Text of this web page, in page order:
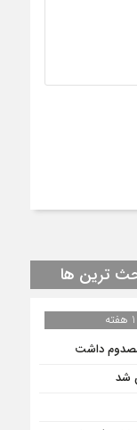
ترین ها
1 هفته
شد